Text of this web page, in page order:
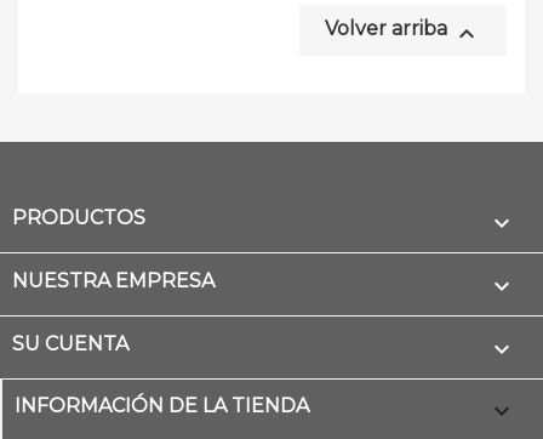
Volver arriba 
PRODUCTOS 
NUESTRA EMPRESA 
SU CUENTA 
INFORMACIÓN DE LA TIENDA keyboard_arrow_down